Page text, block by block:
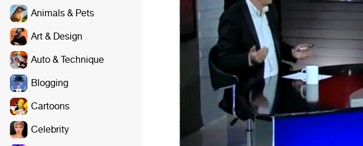
Animals & Pets
Art & Design
Auto & Technique
Blogging
Cartoons
Celebrity